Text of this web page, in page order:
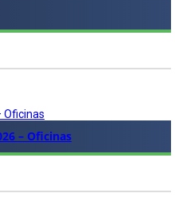
Oficinas
– Oficinas